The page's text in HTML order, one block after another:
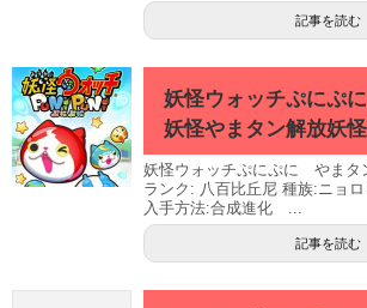
記事を読む
妖怪ウォッチぷにぷ
妖怪やまタン解放妖
妖怪ウォッチぷにぷに やまタ
ランク: 八百比丘尼 種族:ニョ
入手方法:合成進化 ...
記事を読む